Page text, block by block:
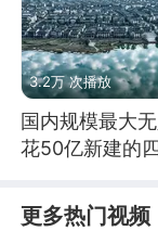
3.2万 次播放
国内规模最大无
花50亿新建的
更多热门视频